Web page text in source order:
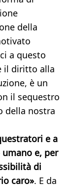
della
a questo
il diritto alla
è un
il sequestro
della nostra
e a
e, per
di
caro». E da